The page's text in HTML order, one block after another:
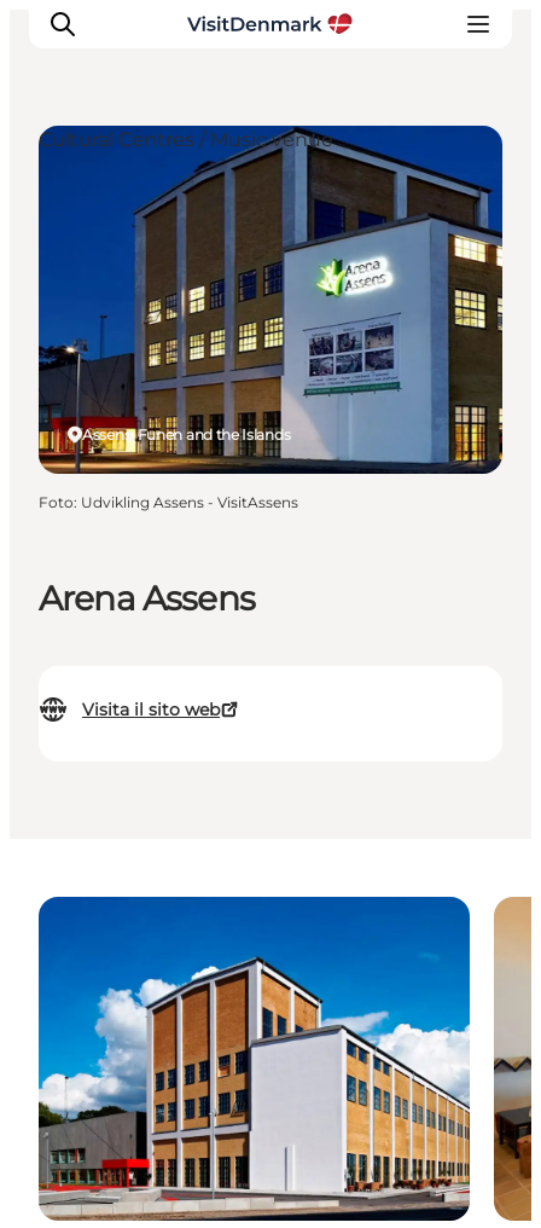
Ispirazioni
Dove andare
Cosa fare
Dove dormire
Pianifica il viaggio
Arena Assens
Visita il sito web
Assens, Funen and the Islands
Cultural Centres / Music venue
Foto: Udvikling Assens - VisitAssens